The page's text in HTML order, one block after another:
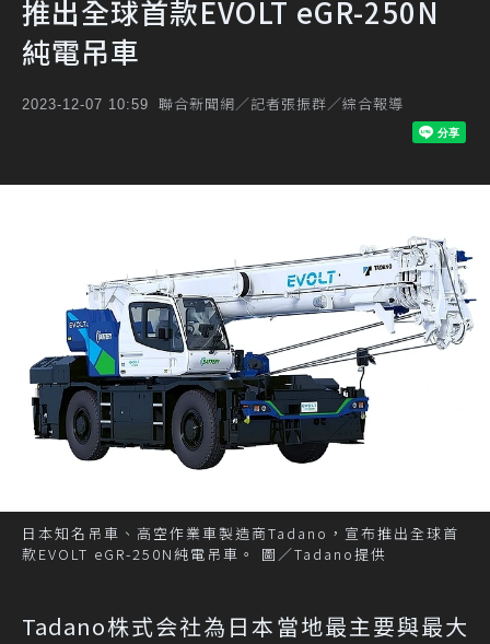
推出全球首款EVOLT eGR-250N
純電吊車
2023-12-07 10:59 聯合新聞網／記者張振群／綜合報導
日本知名吊車、高空作業車製造商Tadano，宣布推出全球首
款EVOLT eGR-250N純電吊車。 圖／Tadano提供
Tadano株式会社為日本當地最主要與最大